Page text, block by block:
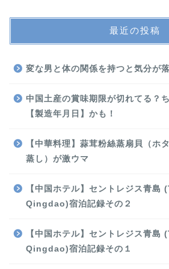
最近の投稿
変な男と体の関係を持つと気分が
中国土産の賞味期限が切れてる？
【製造年月日】かも！
【中華料理】蒜茸粉絲蒸扇貝（ホ
蒸し）が激ウマ
【中国ホテル】セントレジス青
Qingdao)宿泊記録その２
【中国ホテル】セントレジス青
Qingdao)宿泊記録その１